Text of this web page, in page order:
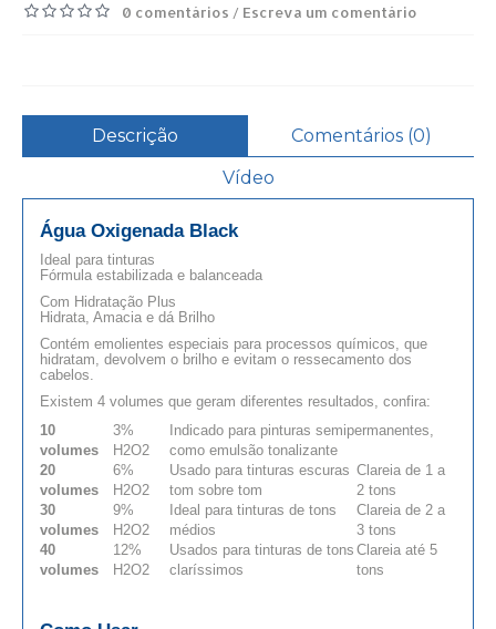
0 comentários / Escreva um comentário
Descrição
Comentários (0)
Vídeo
Água Oxigenada Black
Ideal para tinturas
Fórmula estabilizada e balanceada
Com Hidratação Plus
Hidrata, Amacia e dá Brilho
Contém emolientes especiais para processos químicos, que
hidratam, devolvem o brilho e evitam o ressecamento dos
cabelos.
Existem 4 volumes que geram diferentes resultados, confira:
10
volumes
3%
H2O2
Indicado para pinturas semipermanentes,
como emulsão tonalizante
20
volumes
6%
H2O2
Usado para tinturas escuras
tom sobre tom
Clareia de 1 a
2 tons
30
volumes
9%
H2O2
Ideal para tinturas de tons
médios
Clareia de 2 a
3 tons
40
volumes
12%
H2O2
Usados para tinturas de tons
claríssimos
Clareia até 5
tons